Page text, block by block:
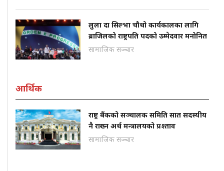
लुला दा सिल्भा चौथो कार्यकालका लागि
ब्राजिलको राष्ट्रपति पदको उम्मेदवार मनोनित
सामाजिक सञ्चार
आर्थिक
राष्ट्र बैंकको सञ्चालक समिति सात सदस्यीय
नै राख्न अर्थ मन्त्रालयको प्रश्ताव
सामाजिक सञ्चार